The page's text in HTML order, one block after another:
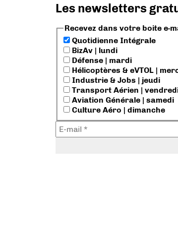
Les newsletters
Recevez dans votre boite e-
Quotidienne Intégrale
BizAv | lundi
Défense | mardi
Hélicoptères & eVTOL |
Industrie & Jobs | jeudi
Transport Aérien |
Aviation Générale | samedi
Culture Aéro | dimanche